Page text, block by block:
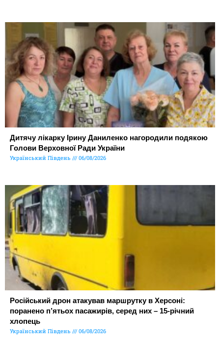
Дитячу лікарку Ірину Даниленко нагородили подякою
Голови Верховної Ради України
Український Південь 06/08/2026
Російський дрон атакував маршрутку в Херсоні:
поранено п’ятьох пасажирів, серед них – 15-річний
хлопець
Український Південь 06/08/2026